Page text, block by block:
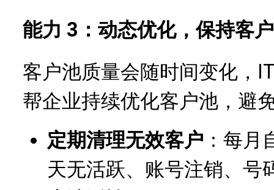
能力 3：动态优化，保持客
客户池质量会随时间变化，
帮企业持续优化客户池，避
定期清理无效客户 ：每月
天无活跃、账号注销、号